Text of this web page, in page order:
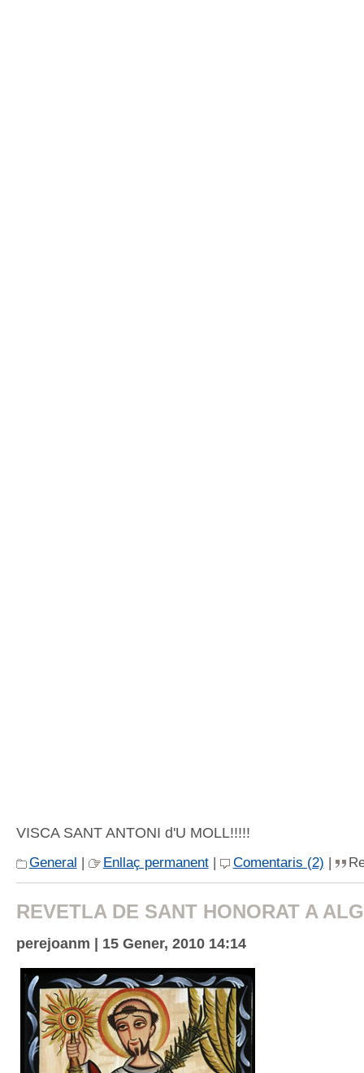
VISCA SANT ANTONI d'U MOLL!!!!!
General Enllaç permanent| Comentaris (2)
REVETLA DE SANT HONORAT A
perejoanm | 15 Gener, 2010 14:14